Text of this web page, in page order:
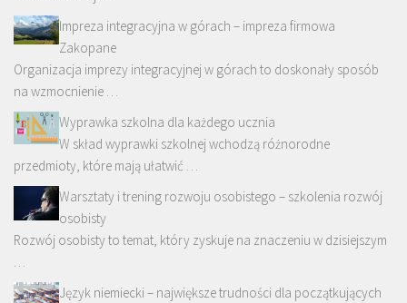
Impreza integracyjna w górach – impreza firmowa
Zakopane
Organizacja imprezy integracyjnej w górach to doskonały sposób
na wzmocnienie …
Wyprawka szkolna dla każdego ucznia
W skład wyprawki szkolnej wchodzą różnorodne
przedmioty, które mają ułatwić …
Warsztaty i trening rozwoju osobistego – szkolenia rozwój
osobisty
Rozwój osobisty to temat, który zyskuje na znaczeniu w dzisiejszym
…
Język niemiecki – największe trudności dla początkujących